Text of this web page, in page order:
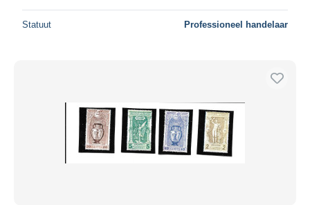
Statuut Professioneel handelaar